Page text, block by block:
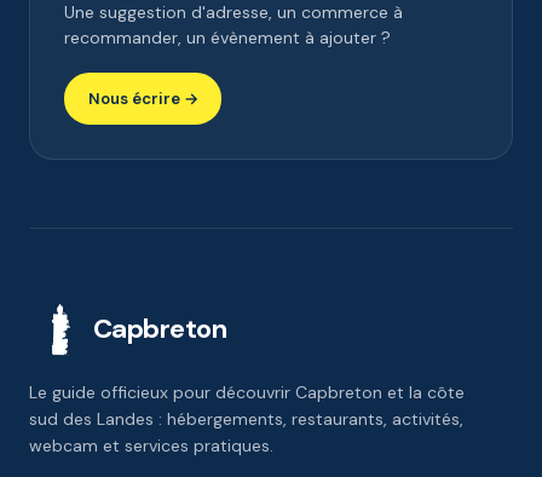
Une suggestion d'adresse, un commerce à
recommander, un évènement à ajouter ?
Nous écrire →
Capbreton
Le guide officieux pour découvrir Capbreton et la côte
sud des Landes : hébergements, restaurants, activités,
webcam et services pratiques.